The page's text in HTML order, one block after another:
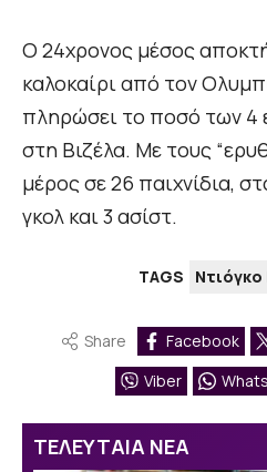
Ο 24χρονος μέσος
καλοκαίρι από τον
πληρώσει το ποσό των 4
στη Βιζέλα. Με τους
μέρος σε 26 παιχνίδια,
γκολ και 3 ασίστ.
TAGS
Share Facebook
Viber
ΤΕΛΕΥΤΑΙΑ ΝΕΑ